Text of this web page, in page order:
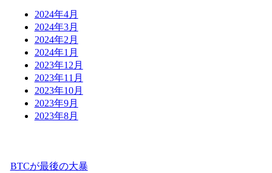
2024年4月
2024年3月
2024年2月
2024年1月
2023年12月
2023年11月
2023年10月
2023年9月
2023年8月
BTCが最後の大暴